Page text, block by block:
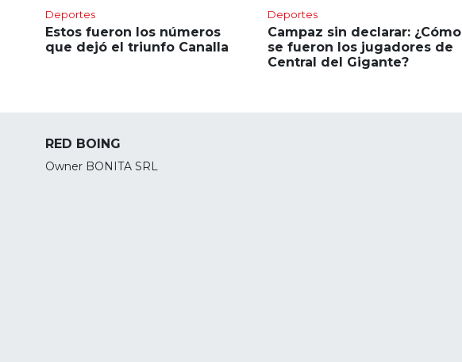
Deportes
Estos fueron los números
que dejó el triunfo Canalla
Deportes
Campaz sin declarar: ¿Cómo
se fueron los jugadores de
Central del Gigante?
RED BOING
Owner BONITA SRL